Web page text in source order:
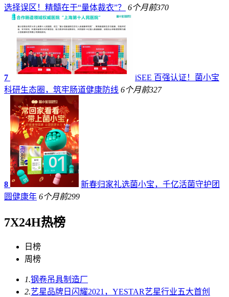
选择误区！精髓在于“量体裁衣”？
6个月前370
7
iSEE 百强认证！菌小宝
科研生态圈，筑牢肠道健康防线 6个月前327
8
新春归家礼选菌小宝，千亿活菌守护团
圆健康年 6个月前299
7X24H热榜
日榜
周榜
1.钢卷吊具制造厂
2.艺星品牌日闪耀2021，YESTAR艺星行业五大首创